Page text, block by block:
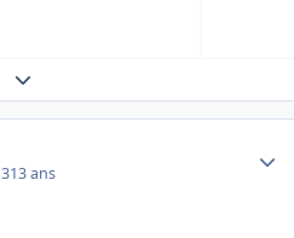
Expand topic overview
13 ans